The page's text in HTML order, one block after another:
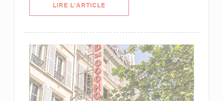
LIRE L'ARTICLE((OUVRE UNE NOUVELLE